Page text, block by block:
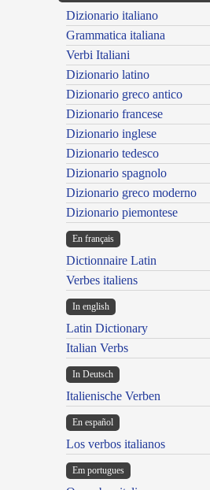
Dizionario italiano
Grammatica italiana
Verbi Italiani
Dizionario latino
Dizionario greco antico
Dizionario francese
Dizionario inglese
Dizionario tedesco
Dizionario spagnolo
Dizionario greco moderno
Dizionario piemontese
En français
Dictionnaire Latin
Verbes italiens
In english
Latin Dictionary
Italian Verbs
In Deutsch
Italienische Verben
En español
Los verbos italianos
Em portugues